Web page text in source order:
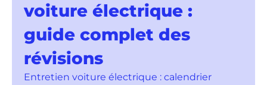
voiture électrique :
guide complet des
révisions
Entretien voiture électrique : calendrier